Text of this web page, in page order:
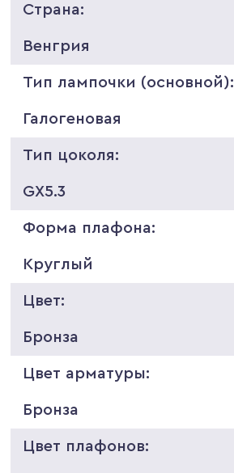
Страна:
Венгрия
Тип лампочки (основной):
Галогеновая
Тип цоколя:
GX5.3
Форма плафона:
Круглый
Цвет:
Бронза
Цвет арматуры:
Бронза
Цвет плафонов: